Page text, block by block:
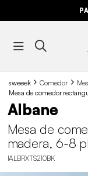
sweeek Comedor
Mesa de comedor
Albane
Mesa de
madera, 6-8
IALBRXTS210BK